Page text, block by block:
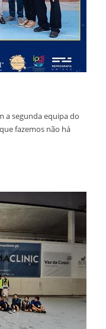
a segunda equipa do
fazemos não há